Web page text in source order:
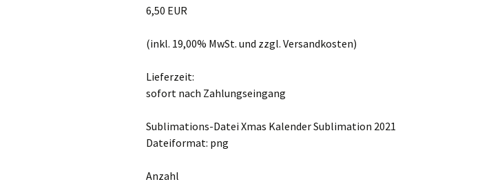
6,50 EUR
(inkl. 19,00% MwSt. und zzgl. Versandkosten)
Lieferzeit:
sofort nach Zahlungseingang
Sublimations-Datei Xmas Kalender Sublimation 2021
Dateiformat: png
Anzahl